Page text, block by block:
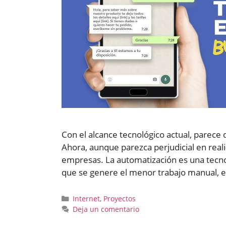
Con el alcance tecnológico actual,
Ahora, aunque parezca perjudicial en
empresas. La automatización es una
que se genere el menor trabajo manual,
Categorías
Internet, Proyectos
Deja un comentario